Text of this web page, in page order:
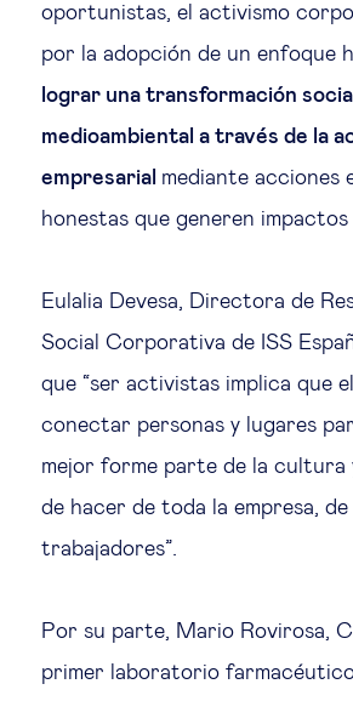
Tecnología &
Ética empresarial
Sobre
oportunistas, el activismo
por la adopción de un enfoque
lograr una transformación
medioambiental a través de la
empresarial mediante acciones
honestas que generen impactos
Eulalia Devesa, Directora de
Social Corporativa de ISS
que “ser activistas implica que
conectar personas y lugares
mejor forme parte de la cultura
de hacer de toda la empresa,
trabajadores”.
Por su parte, Mario Rovirosa,
primer laboratorio farmacéutico